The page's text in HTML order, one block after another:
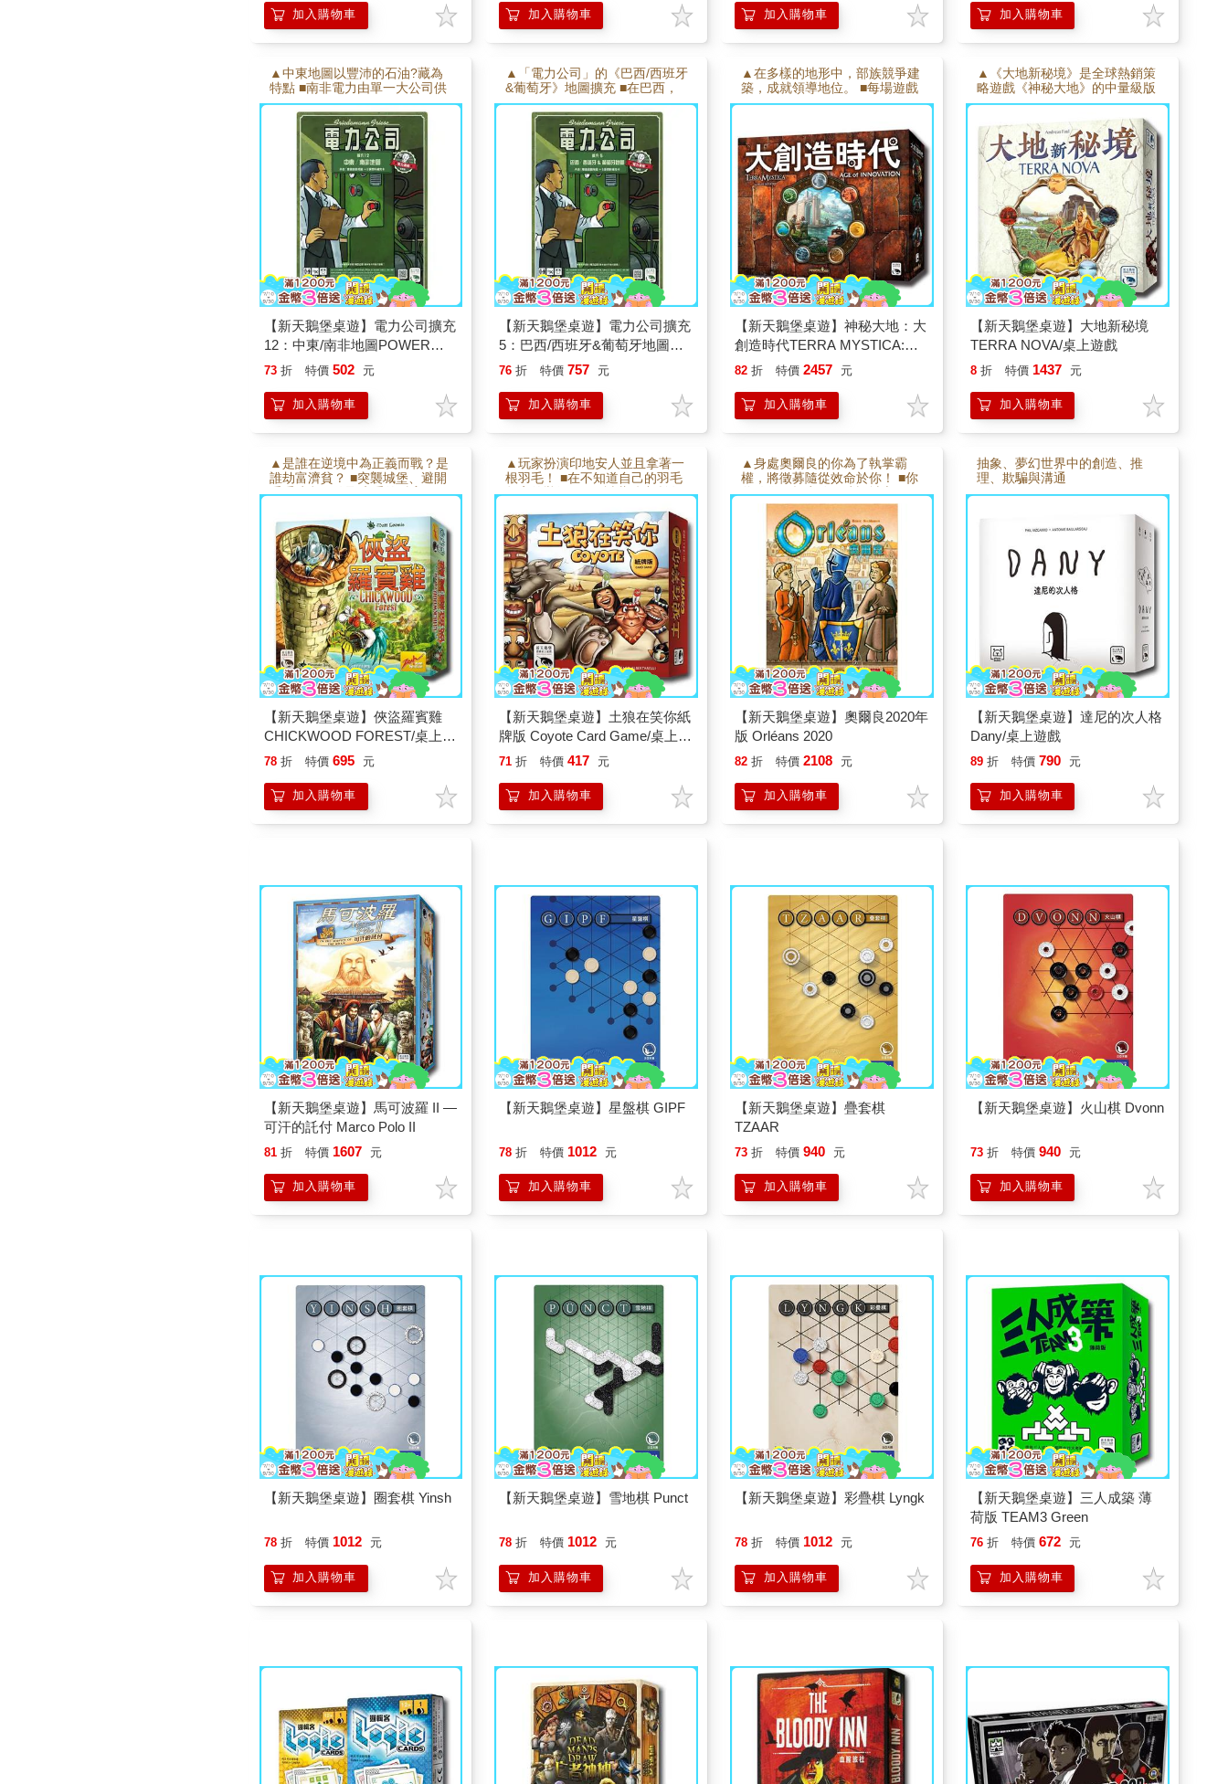
加入購物車 加入購物車 加入購物車 加入購物車
▲中東地圖以豐沛的石油?藏為
特點 ■南非電力由單一大公司供
應，向近一半的非洲國家提供電
力 ■中東突顯石油危機，南非則
揭示有龐大的能源供應體系
【新天鵝堡桌遊】電力公司擴充
12：中東/南非地圖POWER
GRID RECHARGED
73 折 特價 502 元
加入購物車
▲「電力公司」的《巴西/西班牙
&葡萄牙》地圖擴充 ■在巴西，
燃料數量比較稀少，所有玩家都
將陷入搶購燃料的噩夢之中！ ■
在西班牙與葡萄牙，電力的提供
有兩個完全不同的方向
【新天鵝堡桌遊】電力公司擴充
5：巴西/西班牙&葡萄牙地圖
POWER GRID RECHARGED
76 折 特價 757 元
加入購物車
▲在多樣的地形中，部族競爭建
築，成就領導地位。 ■每場遊戲
有不同部族、地形和能力組合，
源，提升學術值，創造繁榮與新
能力。
【新天鵝堡桌遊】神秘大地：大
創造時代TERRA MYSTICA:
AGE OF INNOV/桌上遊戲
82 折 特價 2457 元
加入購物車
▲《大地新秘境》是全球熱銷策
略遊戲《神秘大地》的中量級版
本。 ■選擇一個種族，與族人一
起擴張版圖，競爭開拓領域，建
設各種建築。 ■善用種族能力，
達成回合目標，贏得最高分數稱
霸新大地。 ■精緻配件和多樣遊
戲元素，延續《神秘大地》，策
略遊戲玩家不可錯過。
【新天鵝堡桌遊】大地新秘境
TERRA NOVA/桌上遊戲
8 折 特價 1437 元
加入購物車
▲是誰在逆境中為正義而戰？是
誰劫富濟貧？ ■突襲城堡、避開
重重障礙、偷取貴重的財寶。 ■
富帶進村莊！
【新天鵝堡桌遊】俠盜羅賓雞
CHICKWOOD FOREST/桌上遊
戲
78 折 特價 695 元
加入購物車
▲玩家扮演印地安人並且拿著一
根羽毛！ ■在不知道自己的羽毛
數字的狀況下... ■試著猜中所有
羽毛的總和！可以吹牛～ ■但是
得小心別成為土狼嘲笑的對象
啦！
【新天鵝堡桌遊】土狼在笑你紙
牌版 Coyote Card Game/桌上遊
戲
71 折 特價 417 元
加入購物車
▲身處奧爾良的你為了執掌霸
權，將徵募隨從效命於你！ ■你
將隨從開拓商路、建設城市、研
究科技，擴大影響力。 ■你是否
能駕馭策略，融合所有要素，最
終擊敗你的對手！
【新天鵝堡桌遊】奧爾良2020年
版 Orléans 2020
82 折 特價 2108 元
加入購物車
抽象、夢幻世界中的創造、推
理、欺騙與溝通
【新天鵝堡桌遊】達尼的次人格
Dany/桌上遊戲
89 折 特價 790 元
加入購物車
【新天鵝堡桌遊】馬可波羅 II —
可汗的託付 Marco Polo II
81 折 特價 1607 元
加入購物車
【新天鵝堡桌遊】星盤棋 GIPF
78 折 特價 1012 元
加入購物車
【新天鵝堡桌遊】疊套棋
TZAAR
73 折 特價 940 元
加入購物車
【新天鵝堡桌遊】火山棋 Dvonn
73 折 特價 940 元
加入購物車
【新天鵝堡桌遊】圈套棋 Yinsh
78 折 特價 1012 元
加入購物車
【新天鵝堡桌遊】雪地棋 Punct
78 折 特價 1012 元
加入購物車
【新天鵝堡桌遊】彩疊棋 Lyngk
78 折 特價 1012 元
加入購物車
【新天鵝堡桌遊】三人成築 薄
荷版 TEAM3 Green
76 折 特價 672 元
加入購物車